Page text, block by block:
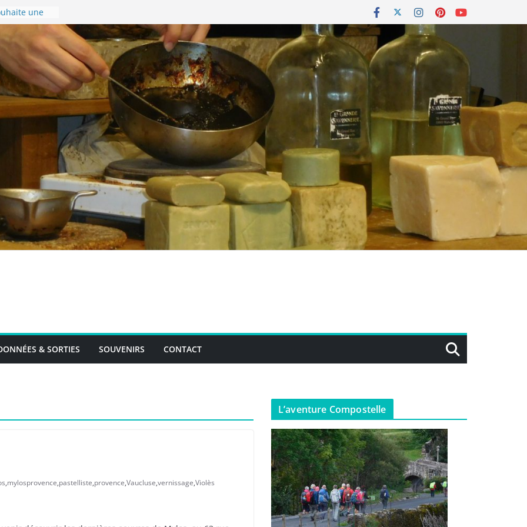
une
2024 !
son
images !
–
du 8 au
la Via
de
de
& SORTIES SOUVENIRS CONTACT
,mylosprovence,pastelliste,provence,Vaucluse,vernissage,Violès
L’aventure Compostelle